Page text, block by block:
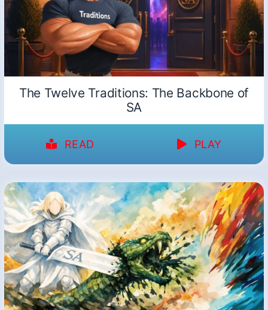
The Twelve Traditions: The Backbone of
SA
READ PLAY